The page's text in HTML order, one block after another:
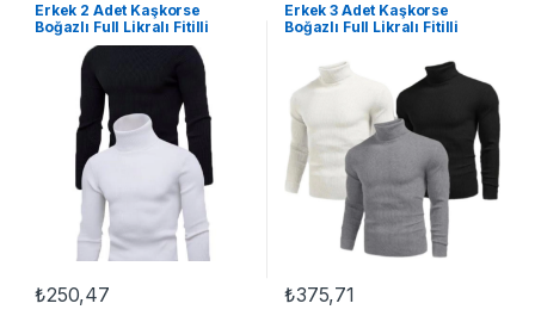
Erkek 2 Adet Kaşkorse
Boğazlı Full Likralı Fitilli
Slimfit Body
₺250,47
Erkek 3 Adet Kaşkorse
Boğazlı Full Likralı Fitilli
₺375,71